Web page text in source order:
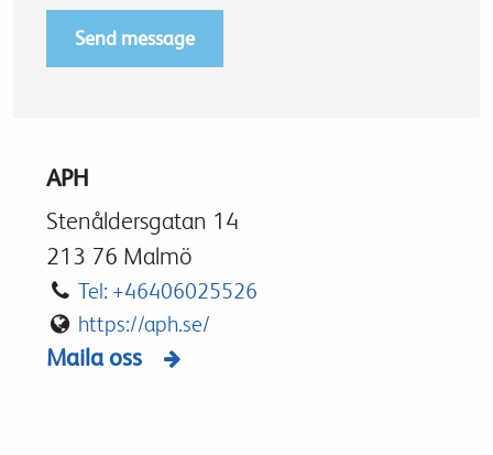
APH
Stenåldersgatan 14
213 76 Malmö
Tel: +46406025526
https://aph.se/
Maila oss